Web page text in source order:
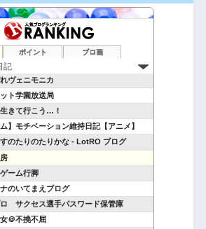
ポイント ブロ画
きの狭間で
ヴァナの地へ
ヴェニモニカ
ト学園放送局
きて行こう…！
ム】モチベーション維持日記【アニメ】
のたりのたりかな - LotRO ブログ
ーム行脚
のいてまえブログ
サクセス選手パスワード保管庫
＠不撓不屈